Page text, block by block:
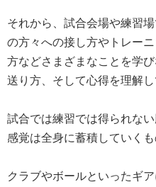
それから、試合会場や練習
の方々への接し方やトレー
方などさまざまなことを学
送り方、そして心得を理解し
試合では練習では得られな
感覚は全身に蓄積していくも
クラブやボールといったギ